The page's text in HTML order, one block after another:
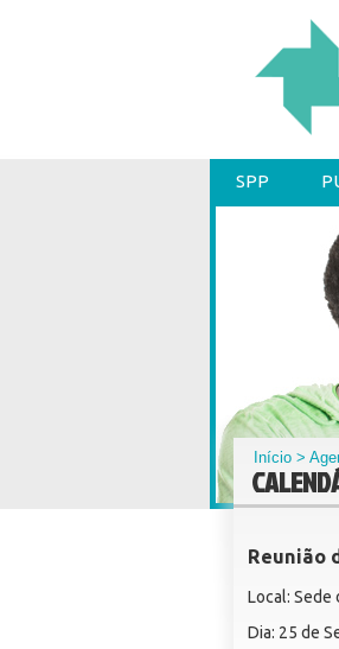
SPP
Início >
Reunião
Local: Sede
Dia: 25 de